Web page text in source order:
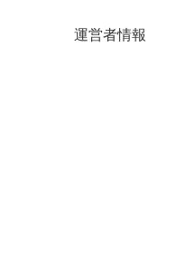
運営者情報